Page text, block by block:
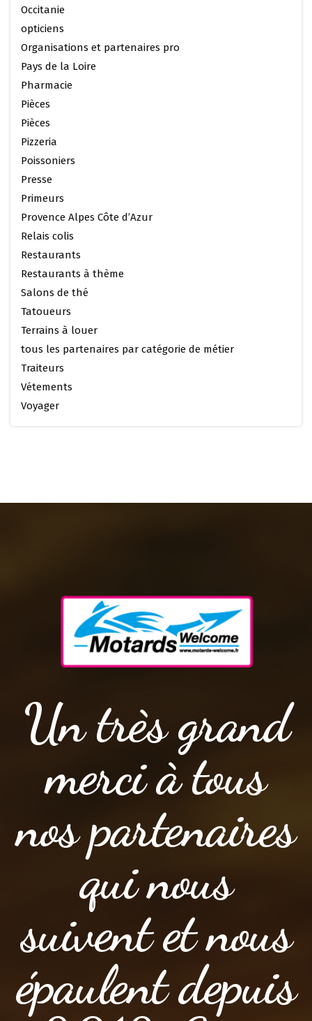
Occitanie
opticiens
Organisations et partenaires pro
Pays de la Loire
Pharmacie
Pièces
Pièces
Pizzeria
Poissoniers
Presse
Primeurs
Provence Alpes Côte d’Azur
Relais colis
Restaurants
Restaurants à thème
Salons de thé
Tatoueurs
Terrains à louer
tous les partenaires par catégorie de métier
Traiteurs
Vétements
Voyager
Un très grand
merci à tous
nos partenaires
qui nous
suivent et nous
épaulent depuis